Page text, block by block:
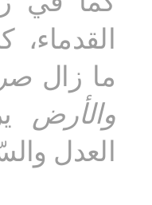
القدماء،
ما زال
والأرض
العدل